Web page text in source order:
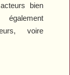
bien
voire